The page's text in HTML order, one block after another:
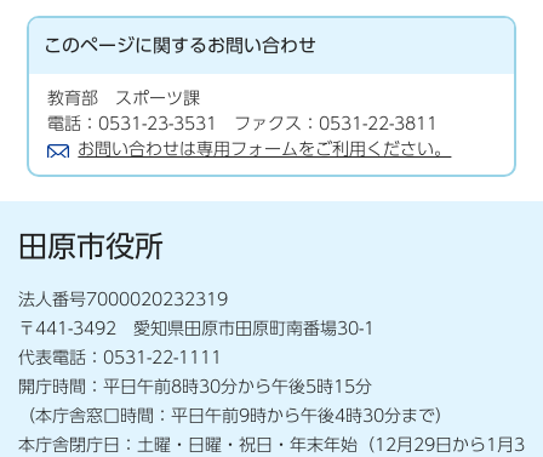
このページに関するお問い合わせ
教育部 スポーツ課
電話：0531-23-3531 ファクス：0531-22-3811
お問い合わせは専用フォームをご利用ください。
田原市役所
法人番号7000020232319
〒441-3492 愛知県田原市田原町南番場30-1
代表電話：0531-22-1111
開庁時間：平日午前8時30分から午後5時15分
（本庁舎窓口時間：平日午前9時から午後4時30分まで）
本庁舎閉庁日：土曜・日曜・祝日・年末年始（12月29日から1月3